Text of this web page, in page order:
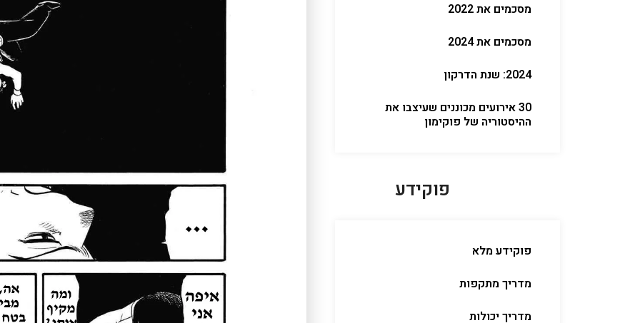
מסכמים את 2022
מסכמים את 2024
2024: שנת הדרקון
30 אירועים מכוננים שעיצבו את
ההיסטוריה של פוקימון
פוקידע
פוקידע מלא
מדריך מתקפות
מדריך יכולות